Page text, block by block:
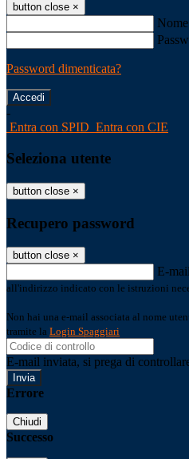
button close ×
Password dimenticata?
-
Entra con SPID Entra con CIE
Seleziona utente
button close ×
Recupero password
button close ×
E-mail
all'indirizzo indicato con le istruzioni
Non hai una e-mail associata al nome
tramite la Login Spaggiari
E-mail inviata, si prega di
Errore
Chiudi
Successo